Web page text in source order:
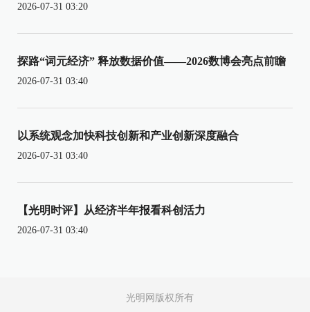
2026-07-31 03:20
探路“词元经济” 释放数据价值——2026数博会亮点前瞻
2026-07-31 03:40
以系统观念加快科技创新和产业创新深度融合
2026-07-31 03:40
【光明时评】从经济半年报看科创活力
2026-07-31 03:40
光明网版权所有